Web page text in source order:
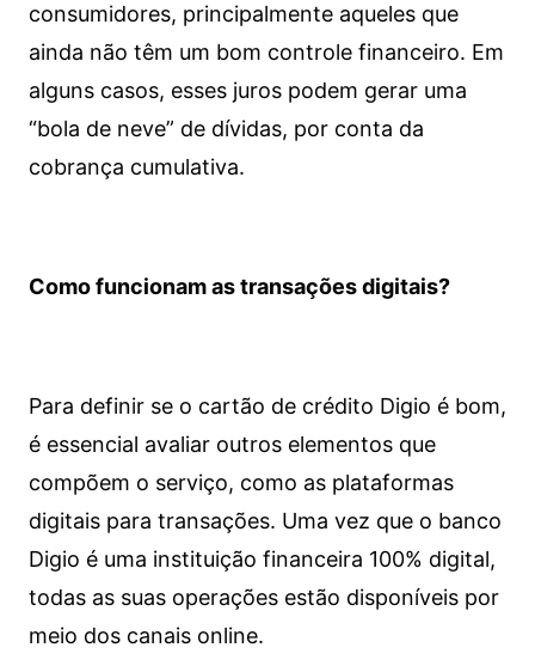
consumidores, principalmente aqueles que
ainda não têm um bom controle financeiro. Em
alguns casos, esses juros podem gerar uma
“bola de neve” de dívidas, por conta da
cobrança cumulativa.
Como funcionam as transações digitais?
Para definir se o cartão de crédito Digio é bom,
é essencial avaliar outros elementos que
compõem o serviço, como as plataformas
digitais para transações. Uma vez que o banco
Digio é uma instituição financeira 100% digital,
todas as suas operações estão disponíveis por
meio dos canais online.